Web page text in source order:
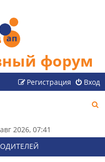
форум
Вход
Регистрация
к
2026, 07:41